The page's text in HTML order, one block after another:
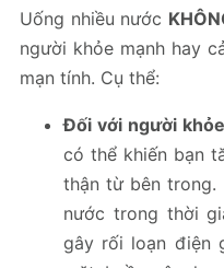
Uống nhiều nước
người khỏe mạnh hay
mạn tính. Cụ thể:
Đối với người
có thể khiến bạn
thận từ bên trong.
nước trong thời
gây rối loạn điện